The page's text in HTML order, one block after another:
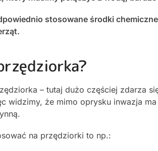
stosowane środki
– tutaj dużo częściej zdarza
widzimy, że mimo oprysku inwazja
na przędziorki to np.: